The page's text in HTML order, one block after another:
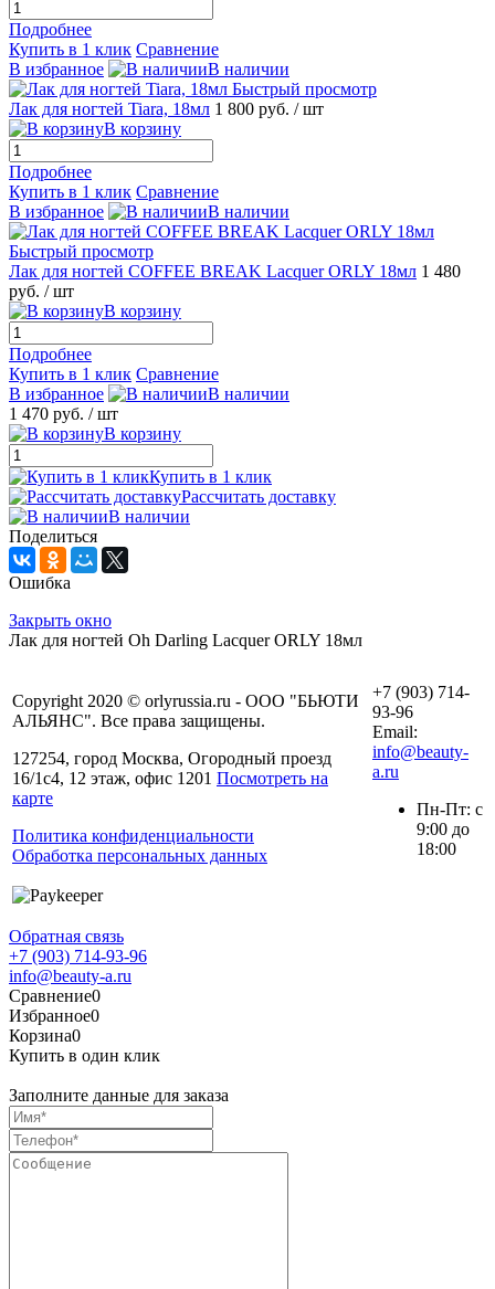
Подробнее
Купить в 1 клик Сравнение
В избранное
В наличии
Быстрый просмотр
Лак для ногтей Tiara, 18мл 1 800 руб. / шт
В корзину
Подробнее
Купить в 1 клик Сравнение
В избранное
В наличии
Быстрый просмотр
Лак для ногтей COFFEE BREAK Lacquer ORLY 18мл 1 480
руб. / шт
В корзину
Подробнее
Купить в 1 клик Сравнение
В избранное
В наличии
1 470 руб. / шт
В корзину
Купить в 1 клик
Рассчитать доставку
В наличии
Поделиться
Ошибка
Закрыть окно
Лак для ногтей Oh Darling Lacquer ORLY 18мл
Copyright 2020 © orlyrussia.ru - ООО "БЬЮТИ
АЛЬЯНС". Все права защищены.
127254, город Москва, Огородный проезд
16/1с4, 12 этаж, офис 1201 Посмотреть на
карте
Политика конфиденциальности
Обработка персональных данных
+7 (903) 714-
93-96
Email:
info@beauty-
a.ru
Пн-Пт: с
9:00 до
18:00
Обратная связь
+7 (903) 714-93-96
info@beauty-a.ru
Сравнение0
Избранное0
Корзина0
Купить в один клик
Заполните данные для заказа